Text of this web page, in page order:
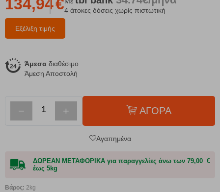
Εξέλιξη τιμής
134,94€4 άτοκες δόσεις χωρίς πιστωτική
Άμεσα διαθέσιμο
Άμεση Αποστολή
− + ΑΓΟΡΑ
Αγαπημένα
ΔΩΡΕΑΝ ΜΕΤΑΦΟΡΙΚΑ για παραγγελίες άνω των 79,00 €
έως 5kg
Βάρος: 2kg